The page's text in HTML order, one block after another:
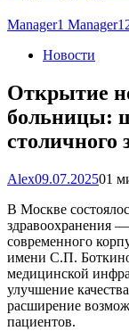
Manager1 Manager1
Новости
Открытие
больницы:
столичного
Alex09.07.202501
В Москве
здравоохранения
современного
имени С.П.
медицинской
улучшение
расширение
пациентов.